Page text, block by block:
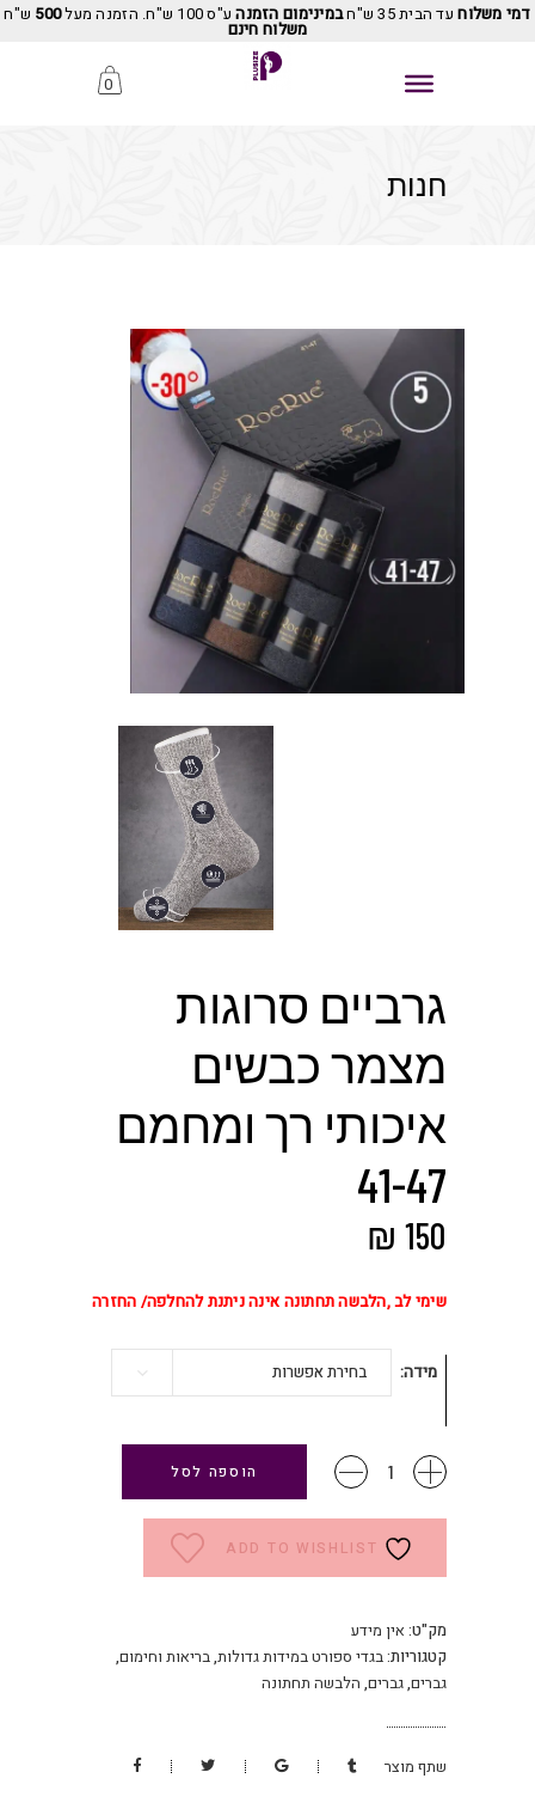
דמי משלוחעד הבית 35 ש"ח במינימום הזמנהע"ס 100 ש"ח. הזמנה מעל 500 ש"ח
משלוח חינם
0
חנות
גרביים סרוגות
מצמר כבשים
איכותי רך ומחמם
41-47
₪ 150
שימי לב ,הלבשה תחתונה אינה ניתנת להחלפה/ החזרה
מידה בחירת אפשרות
גרביים
סרוגות
מצמר
כבשים
איכותי
ומחמם
41-
47
הוספה לסל
ADD TO WISHLIST
מק"ט: אין מידע
קטגוריות:בגדי ספורט במידות גדולות,בריאות וחימום,
גברים,גברים, הלבשה תחתונה
שתף מוצר